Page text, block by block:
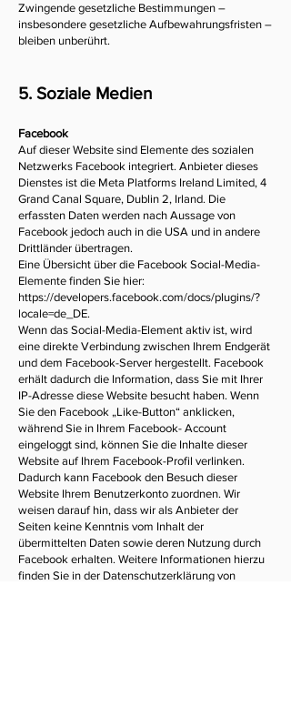
Zwingende gesetzliche Bestimmungen –
insbesondere gesetzliche Aufbewahrungsfristen –
bleiben unberührt.
5. Soziale Medien
Facebook
Auf dieser Website sind Elemente des sozialen
Netzwerks Facebook integriert. Anbieter dieses
Dienstes ist die Meta Platforms Ireland Limited, 4
Grand Canal Square, Dublin 2, Irland. Die
erfassten Daten werden nach Aussage von
Facebook jedoch auch in die USA und in andere
Drittländer übertragen.
Eine Übersicht über die Facebook Social-Media-
Elemente finden Sie hier:
https://developers.facebook.com/docs/plugins/?
locale=de_DE.
Wenn das Social-Media-Element aktiv ist, wird
eine direkte Verbindung zwischen Ihrem Endgerät
und dem Facebook-Server hergestellt. Facebook
erhält dadurch die Information, dass Sie mit Ihrer
IP-Adresse diese Website besucht haben. Wenn
Sie den Facebook „Like-Button“ anklicken,
während Sie in Ihrem Facebook- Account
eingeloggt sind, können Sie die Inhalte dieser
Website auf Ihrem Facebook-Profil verlinken.
Dadurch kann Facebook den Besuch dieser
Website Ihrem Benutzerkonto zuordnen. Wir
weisen darauf hin, dass wir als Anbieter der
Seiten keine Kenntnis vom Inhalt der
übermittelten Daten sowie deren Nutzung durch
Facebook erhalten. Weitere Informationen hierzu
finden Sie in der Datenschutzerklärung von